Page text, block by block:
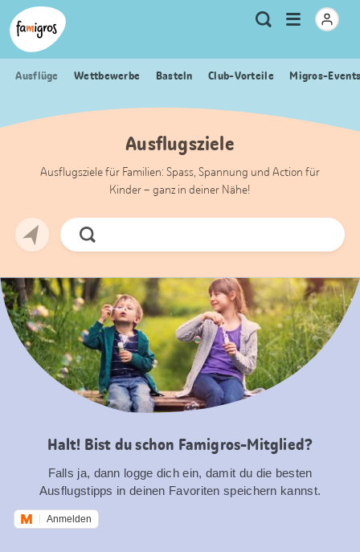
Sprungmarken
Navigation
Header
Logo
Meta
Navigation
Suche
Menu
öffnen
Ausflüge Wettbewerbe Basteln Club-Vorteile Migros-
Ausflugsziele
Ausflugsziele für Familien: Spass, Spannung und Action für
Kinder – ganz in deiner Nähe!
Jetzt
Suchen
Halt! Bist du schon Famigros-Mitglied?
Falls ja, dann logge dich ein, damit du die besten
Ausflugstipps in deinen Favoriten speichern kannst.
Anmelden